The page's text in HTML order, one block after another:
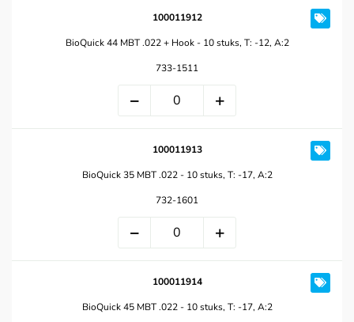
100011912
BioQuick 44 MBT .022 + Hook - 10 stuks, T: -12, A:2
733-1511
100011913
BioQuick 35 MBT .022 - 10 stuks, T: -17, A:2
732-1601
100011914
BioQuick 45 MBT .022 - 10 stuks, T: -17, A:2